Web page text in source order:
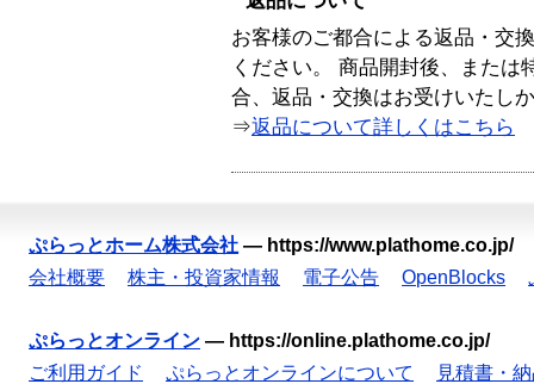
お客様のご都合による返品・交
ください。 商品開封後、または
合、返品・交換はお受けいたし
⇒返品について詳しくはこちら
ぷらっとホーム株式会社 — https://www.plathome.co.jp/
会社概要
株主・投資家情報 電子公告 OpenBlocks
ぷらっとオンライン — https://online.plathome.co.jp/
ご利用ガイド
ぷらっとオンラインについて
見積書・